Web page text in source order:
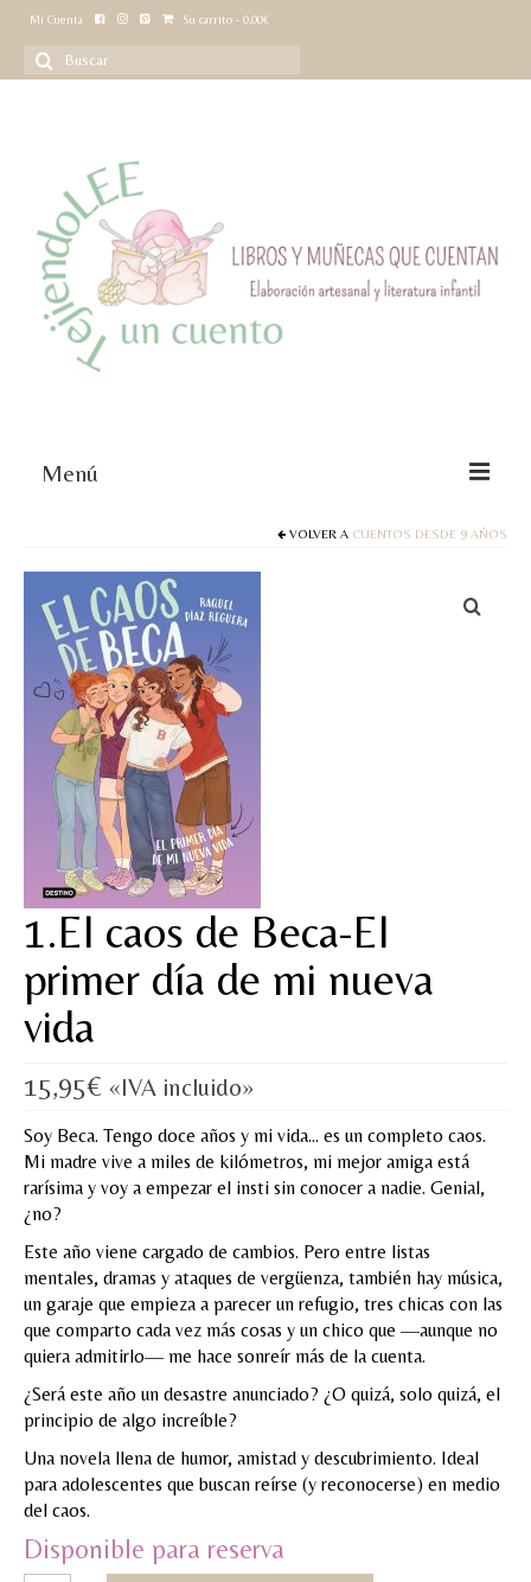
Mi Cuenta Su carrito - 0,00€
Buscar
por:
Menú
Juegos y puzles
Materiales de juego
Artesanía Waldorf
Hecho a mano
Tote bag
Papelería
TIENDA
¿QUIÉN SOY?
CREACIONES
BLOG
MI CUENTA
Valoraciones y opiniones de TejiendoLEE un
cuento
VOLVER A CUENTOS DESDE 9 AÑOS
1.El caos de Beca-El
primer día de mi nueva
vida
15,95€ «IVA incluido»
Soy Beca. Tengo doce años y mi vida… es un completo caos.
Mi madre vive a miles de kilómetros, mi mejor amiga está
rarísima y voy a empezar el insti sin conocer a nadie. Genial,
¿no?
Este año viene cargado de cambios. Pero entre listas
mentales, dramas y ataques de vergüenza, también hay música,
un garaje que empieza a parecer un refugio, tres chicas con las
que comparto cada vez más cosas y un chico que —aunque no
quiera admitirlo— me hace sonreír más de la cuenta.
¿Será este año un desastre anunciado? ¿O quizá, solo quizá, el
principio de algo increíble?
Una novela llena de humor, amistad y descubrimiento. Ideal
para adolescentes que buscan reírse (y reconocerse) en medio
del caos.
Disponible para reserva